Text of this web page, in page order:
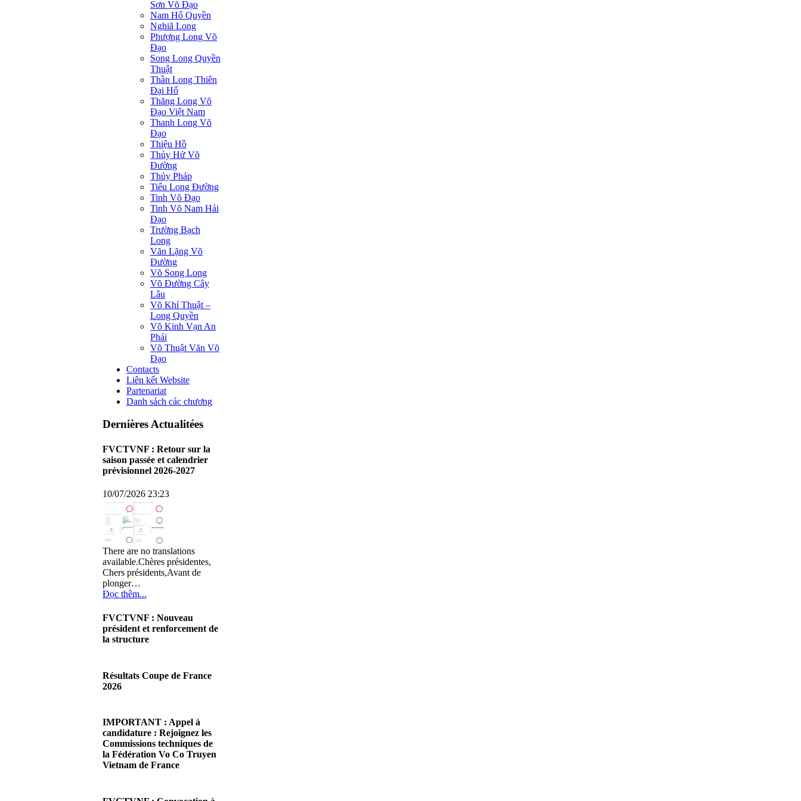
Sơn Võ Đạo
Nam Hổ Quyền
Nghiã Long
Phượng Long Võ
Đạo
Song Long Quyền
Thuật
Thần Long Thiên
Ðại Hổ
Thăng Long Võ
Đạo Việt Nam
Thanh Long Võ
Đạo
Thiệu Hồ
Thủy Hử Võ
Đường
Thủy Pháp
Tiểu Long Đường
Tinh Võ Đạo
Tinh Võ Nam Hải
Đạo
Trường Bạch
Long
Văn Lặng Võ
Đường
Võ Song Long
Võ Đường Cây
Lâu
Võ Khí Thuật –
Long Quyền
Võ Kinh Vạn An
Phái
Võ Thuật Văn Võ
Đạo
Contacts
Liên kết Website
Partenariat
Danh sách các chương
Dernières Actualitées
FVCTVNF : Retour sur la
saison passée et calendrier
prévisionnel 2026-2027
10/07/2026 23:23
There are no translations
available.Chères présidentes,
Chers présidents,Avant de
plonger…
Đọc thêm...
FVCTVNF : Nouveau
président et renforcement de
la structure
There are no translations
available.Chères Présidentes,
Đọc thêm...
Résultats Coupe de France
2026
There are no translations
available.Cliquez sur ce lien
pour accéder aux résultats
Đọc thêm...
IMPORTANT : Appel à
candidature : Rejoignez les
Commissions techniques de
la Fédération Vo Co Truyen
Vietnam de France